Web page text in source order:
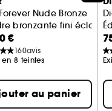
fleuries, orientales &
Nude Bronze
bronzante fini éclat
€
160avis
en 8 teintes
au panier